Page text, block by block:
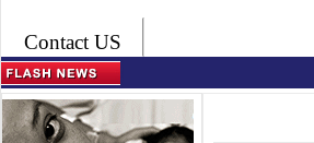
Contact US